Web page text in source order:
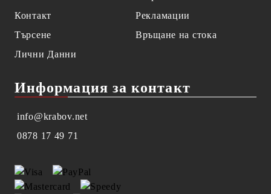
Контакт
Търсене
Лични Данни
Рекламации
Връщане на стока
Информация за контакт
info@krabov.net
0878 17 49 71